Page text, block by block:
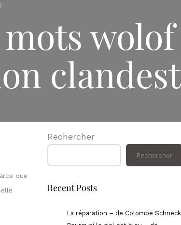
que
Rechercher
Rechercher
Recent Posts
La réparation – de Colombe Schneck